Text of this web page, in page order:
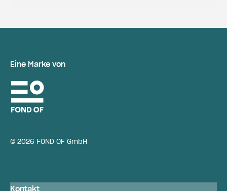
Eine Marke von
© 2026 FOND OF GmbH
Kontakt